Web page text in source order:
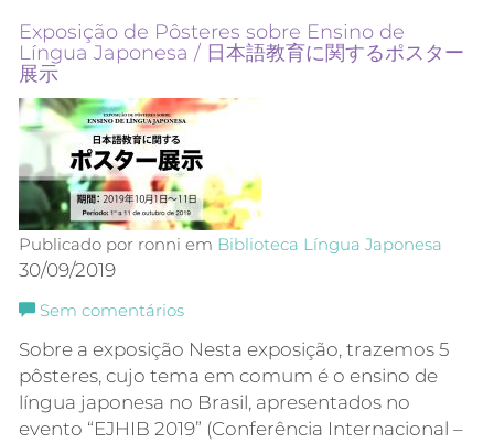
Exposição de Pôsteres sobre Ensino de
Língua Japonesa / 日本語教育に関するポスター
展示
Publicado por ronni em Biblioteca Língua Japonesa
30/09/2019
Sem comentários
Sobre a exposição Nesta exposição, trazemos 5
pôsteres, cujo tema em comum é o ensino de
língua japonesa no Brasil, apresentados no
evento “EJHIB 2019” (Conferência Internacional –